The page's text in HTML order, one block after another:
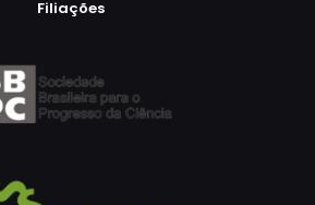
Filiações